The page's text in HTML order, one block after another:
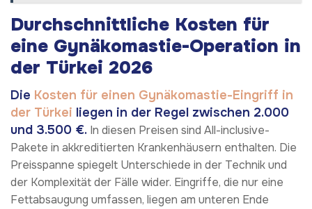
Durchschnittliche Kosten für
eine Gynäkomastie-Operation in
der Türkei 2026
Die Kosten für einen Gynäkomastie-Eingriff in
der Türkei liegen in der Regel zwischen 2.000
und 3.500 €. In diesen Preisen sind All-inclusive-
Pakete in akkreditierten Krankenhäusern enthalten. Die
Preisspanne spiegelt Unterschiede in der Technik und
der Komplexität der Fälle wider. Eingriffe, die nur eine
Fettabsaugung umfassen, liegen am unteren Ende